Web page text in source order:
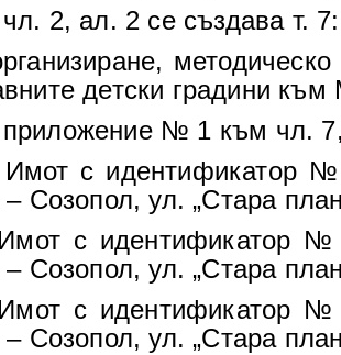
2, ал. 2 се създава т. 7:
детски градини към
№ 1 към чл. 7,
Имот с идентификатор
– Созопол, ул. „Стара
с идентификатор №
– Созопол, ул. „Стара
с идентификатор №
– Созопол, ул. „Стара